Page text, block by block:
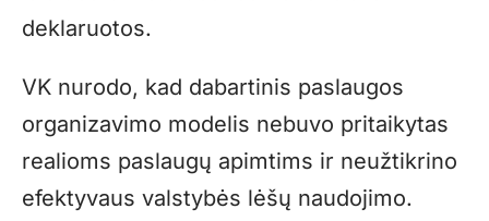
deklaruotos.
VK nurodo, kad dabartinis paslaugos
organizavimo modelis nebuvo pritaikytas
realioms paslaugų apimtims ir neužtikrino
efektyvaus valstybės lėšų naudojimo.